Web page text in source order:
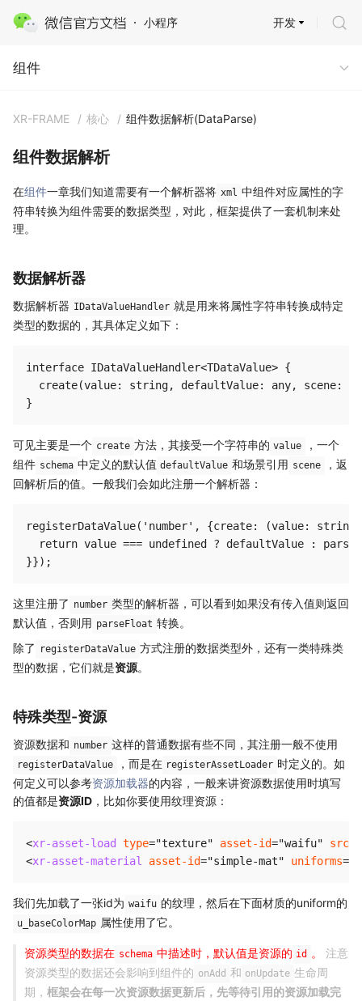
小程序
组件
开发
组件
XR-FRAME / 核心 / 组件数据解析(DataParse)
组件数据解析
在组件一章我们知道需要有一个解析器将 xml 中组件对应属性的字
符串转换为组件需要的数据类型，对此，框架提供了一套机制来处
理。
数据解析器
数据解析器 IDataValueHandler 就是用来将属性字符串转换成特定
类型的数据的，其具体定义如下：
interface IDataValueHandler<TDataValue> {
create(value: string, defaultValue: any, scene:
可见主要是一个 create 方法，其接受一个字符串的 value
，一个
组件 schema 中定义的默认值 defaultValue 和场景引用 scene
，返
回解析后的值。一般我们会如此注册一个解析器：
registerDataValue('number', {create: (value:
return value === undefined ? defaultValue :
这里注册了 number 类型的解析器，可以看到如果没有传入值则返回
默认值，否则用 parseFloat 转换。
除了
registerDataValue 方式注册的数据类型外，还有一类特殊类
型的数据，它们就是资源。
特殊类型-资源
资源数据和 number 这样的普通数据有些不同，其注册一般不使用
registerDataValue ，而是在 registerAssetLoader 时定义的。如
何定义可以参考资源加载器的内容，一般来讲资源数据使用时填写
的值都是资源ID ，比如你要使用纹理资源：
<xr-asset-load type="texture" asset-id="waifu" src
<xr-asset-material asset-id="simple-mat" uniforms=
我们先加载了一张id为 waifu 的纹理，然后在下面材质的uniform的
u_baseColorMap 属性使用了它。
资源类型的数据在 schema 中描述时，默认值是资源的 id 。
注意
资源类型的数据还会影响到组件的 onAdd 和 onUpdate 生命周
期， 框架会在每一次资源数据更新后，先等待引用的资源加载完